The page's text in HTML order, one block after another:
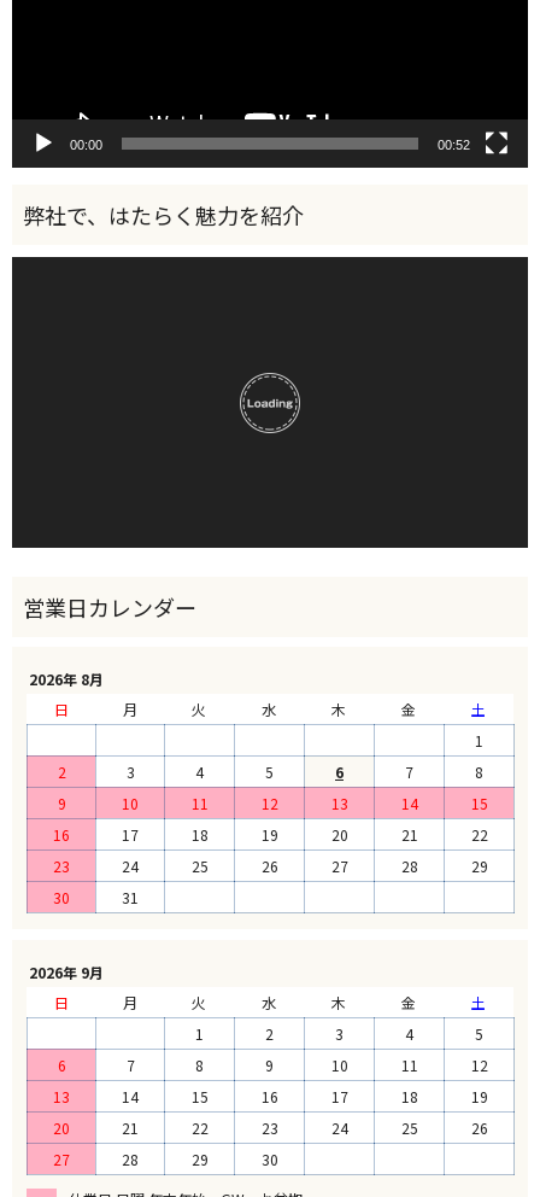
00:00 00:52
2026年 8月
日
月 火 水 木 金
土
1
2
3 4 5 6 7
8
9
10 11 12 13 14
15
16
17 18 19 20 21
22
23
24 25 26 27 28
29
30
31
2026年 9月
日
月 火 水 木 金
土
1
2 3 4
5
6
7 8 9 10 11
12
13
14 15 16 17 18
19
20
21 22 23 24 25
26
27
28 29
30